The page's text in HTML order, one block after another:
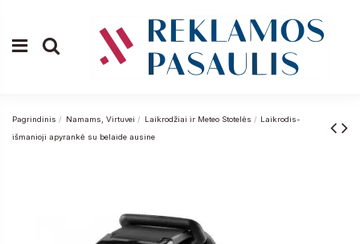
Pagrindinis Namams, Virtuvei Laikrodžiai ir Meteo Stotelės
Laikrodis-
išmanioji apyrankė su belaide ausine